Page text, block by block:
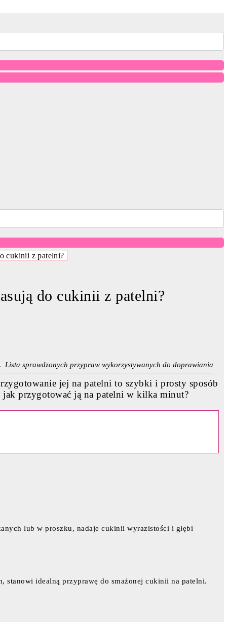
cukinii z patelni?
do cukinii z patelni?
Lista sprawdzonych przypraw wykorzystywanych do doprawiania
jej na patelni to szybki i prosty sposób
jak przygotować ją na patelni w kilka minut?
lub w proszku, nadaje cukinii wyrazistości i głębi
stanowi idealną przyprawę do smażonej cukinii na patelni.